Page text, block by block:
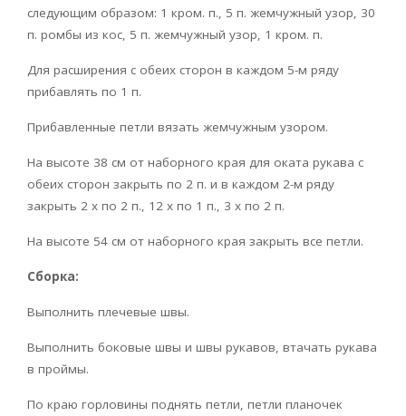
следующим образом: 1 кром. п., 5 п. жемчужный узор, 30
п. ромбы из кос, 5 п. жемчужный узор, 1 кром. п.
Для расширения с обеих сторон в каждом 5-м ряду
прибавлять по 1 п.
Прибавленные петли вязать жемчужным узором.
На высоте 38 см от наборного края для оката рукава с
обеих сторон закрыть по 2 п. и в каждом 2-м ряду
закрыть 2 х по 2 п., 12 х по 1 п., 3 х по 2 п.
На высоте 54 см от наборного края закрыть все петли.
Сборка:
Выполнить плечевые швы.
Выполнить боковые швы и швы рукавов, втачать рукава
в проймы.
По краю горловины поднять петли, петли планочек